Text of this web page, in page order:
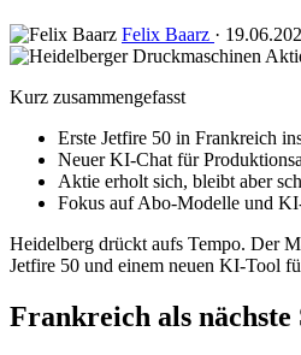
Felix Baarz ·
Kurz zusammengefasst
Erste Jetfire 50 in Frankreich
Neuer KI-Chat für
Aktie erholt sich, bleibt aber
Fokus auf Abo-Modelle und
Heidelberg drückt aufs Tempo. Der
Jetfire 50 und einem neuen KI-Tool
Frankreich als nächste